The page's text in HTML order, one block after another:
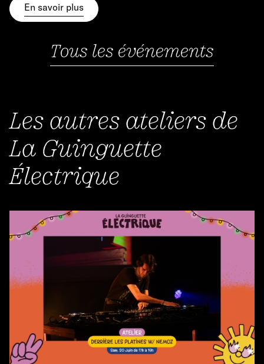
En savoir plus
Tous les événements
Les autres ateliers de
La Guinguette
Électrique